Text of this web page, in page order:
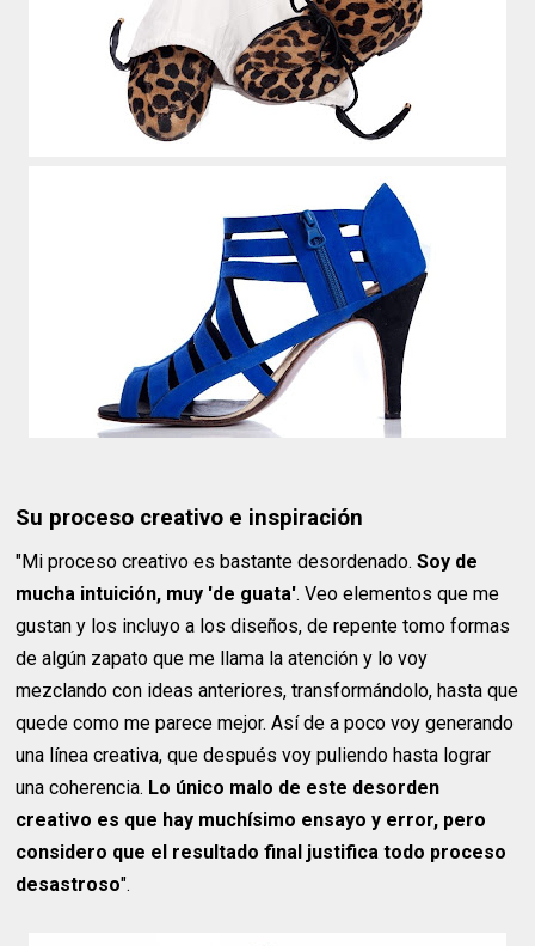
Su proceso creativo e inspiración
"Mi proceso creativo es bastante desordenado. Soy de
mucha intuición, muy 'de guata'. Veo elementos que me
gustan y los incluyo a los diseños, de repente tomo formas
de algún zapato que me llama la atención y lo voy
mezclando con ideas anteriores, transformándolo, hasta que
quede como me parece mejor. Así de a poco voy generando
una línea creativa, que después voy puliendo hasta lograr
una coherencia. Lo único malo de este desorden
creativo es que hay muchísimo ensayo y error, pero
considero que el resultado final justifica todo proceso
desastroso".